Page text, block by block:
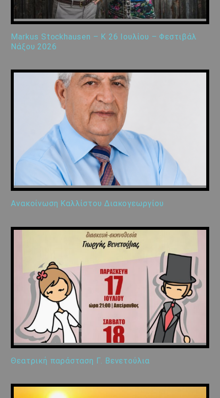
Markus Stockhausen – K 26 Ιουλίου – Φεστιβάλ
Νάξου 2026
Ανακοίνωση Καλλίστου Διακογεωργίου
Θεατρική παράσταση Γ. Βενετούλια